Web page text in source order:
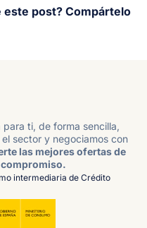
este post? Compártelo
ti, de forma sencilla,
sector y negociamos con
las mejores ofertas de
intermediaria de Crédito